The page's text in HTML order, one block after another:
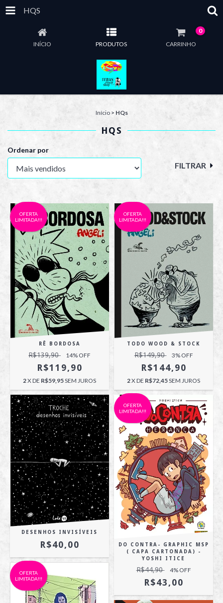
HQS
INÍCIO PRODUTOS CARRINHO
0
Início > HQs
HQS
Ordenar por
FILTRAR
OFERTA
LIMITADA!!!
RÊ BORDOSA
R$139,90 14% OFF
R$119,90
2X DE R$59,95SEM JUROS
OFERTA
LIMITADA!!!
TODO WOOD & STOCK
R$149,90 3% OFF
R$144,90
2X DE R$72,45SEM JUROS
DESENHOS INVISÍVEIS
R$40,00
OFERTA
LIMITADA!!!
DO CONTRA- GRAPHIC MSP
( CAPA CARTONADA) -
YOSHI ITICE
R$44,90 4% OFF
R$43,00
OFERTA
LIMITADA!!!